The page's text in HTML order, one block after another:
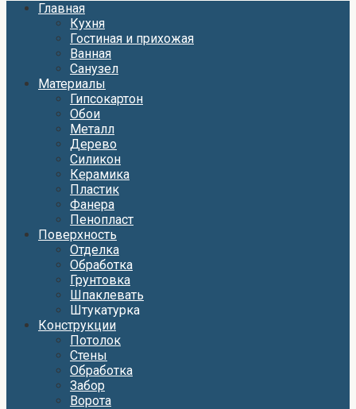
Главная
Кухня
Гостиная и прихожая
Ванная
Санузел
Материалы
Гипсокартон
Обои
Металл
Дерево
Силикон
Керамика
Пластик
Фанера
Пенопласт
Поверхность
Отделка
Обработка
Грунтовка
Шпаклевать
Штукатурка
Конструкции
Потолок
Стены
Обработка
Забор
Ворота